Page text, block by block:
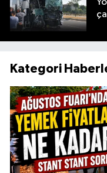
Kategori